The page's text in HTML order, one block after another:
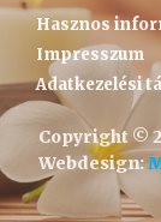
Hasznos
Impresszum
Adatkezelési
Copyright ©
Webdesign: